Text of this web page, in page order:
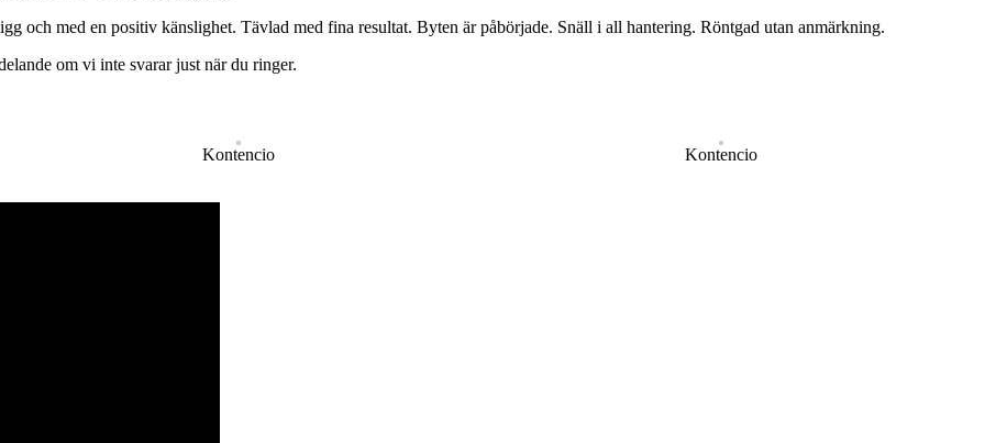
och med en positiv känslighet. Tävlad med fina resultat. Byten är påbörjade. Snäll i all hantering. Röntgad utan anmärkning.
om vi inte svarar just när du ringer.
Kontencio Kontencio